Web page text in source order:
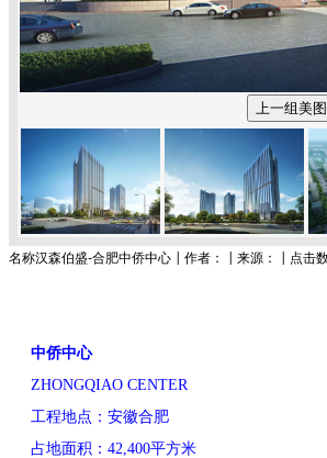
名称汉森伯盛-合肥中侨中心 | 作者： | 来源： | 点击
中侨中心
ZHONGQIAO CENTER
工程地点 ： 安徽合肥
占地面积 ： 42,400平方米